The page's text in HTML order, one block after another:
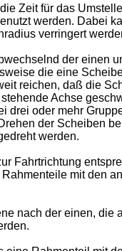
Zeit für das
werden. Dabei
verringert
der einen
die eine
reichen, daß die
Achse
drei oder mehr
der Scheiben
werden.
Fahrtrichtung
mit den
nach der einen, die